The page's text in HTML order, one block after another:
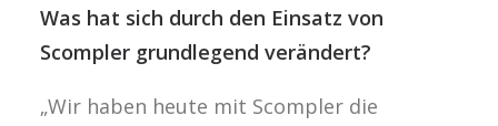
Was hat sich durch den Einsatz von
Scompler grundlegend verändert?
„Wir haben heute mit Scompler die